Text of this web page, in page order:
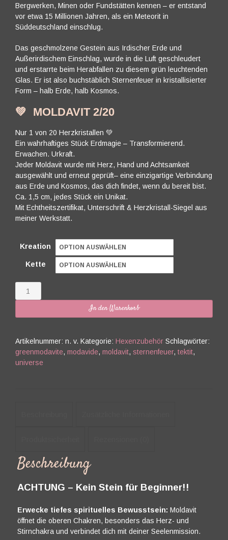
Bergwerken, Minen oder Fundstätten kennen – er entstand
vor etwa 15 Millionen Jahren, als ein Meteorit in
Süddeutschland einschlug.
Das geschmolzene Gestein aus Irdischer Erde und
Außerirdischem Einschlag, wurde in die Luft geschleudert
und erstarrte beim Herabfallen zu diesem grün leuchtenden
Glas. Er ist also buchstäblich Sternenfeuer in kristallisierter
Form – halb Erde, halb Kosmos.
💚 MOLDAVIT 2/20
Nur 1 von 20 Herzkristallen 💚
Ein wahrhaftiges Stück Erdmagie – Transformierend.
Erwachen. Urkraft.
Jeder Moldavit wurde mit Herz, Hand und Achtsamkeit
ausgewählt und erneut geprüft– eine einzigartige Verbindung
aus Erde und Kosmos, das dich findet, wenn du bereit bist.
Ca. 1,5 cm, jedes Stück ein Unikat.
Mit Echtheitszertifikat, Unterschrift & Herzkristall-Siegel aus
meiner Werkstatt.
Kreation
Kette
SOLD
💚
Menge
In den Warenkorb
Artikelnummer: n. v. Kategorie: Hexenzubehör Schlagwörter:
greenmodavite, modavide, moldavit, sternenfeuer, tektit,
universe
Beschreibung
ACHTUNG – Kein Stein für Beginner!!
Erwecke tiefes spirituelles Bewusstsein: Moldavit
öffnet die oberen Chakren, besonders das Herz- und
Stirnchakra und verbindet dich mit deiner Seelenmission.